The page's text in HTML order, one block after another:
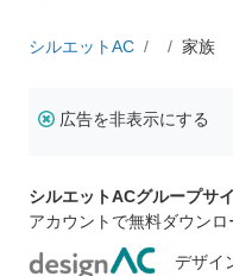
シルエットAC 家族
広告を非表示にする
シルエットACグループサ
アカウントで無料ダウンロ
デザイ